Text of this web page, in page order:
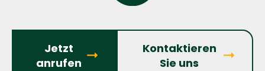
Jetzt
anrufen
Kontaktieren
Sie uns